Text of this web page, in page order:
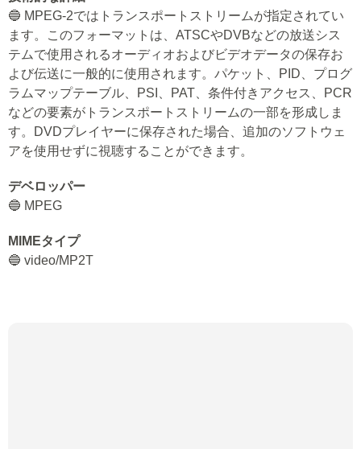
🔵 MPEG-2ではトランスポートストリームが指定されてい
ます。このフォーマットは、ATSCやDVBなどの放送シス
テムで使用されるオーディオおよびビデオデータの保存お
よび伝送に一般的に使用されます。パケット、PID、プログ
ラムマップテーブル、PSI、PAT、条件付きアクセス、PCR
などの要素がトランスポートストリームの一部を形成しま
す。DVDプレイヤーに保存された場合、追加のソフトウェ
アを使用せずに視聴することができます。
デベロッパー
🔵 MPEG
MIMEタイプ
🔵 video/MP2T